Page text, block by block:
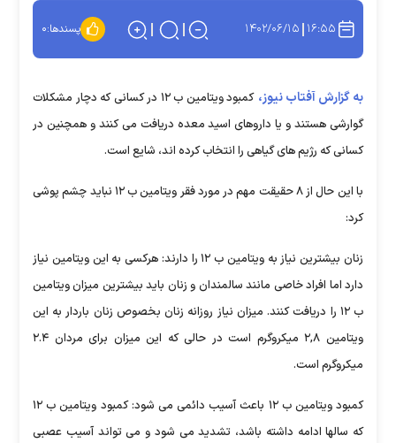
۱۶:۵۵ ۱۴۰۲/۰۶/۱۵ پسندها:۰
به گزارش آفتاب نیوز،
کمبود ویتامین ب ۱۲ در کسانی که دچار مشکلات
گوارشی هستند و یا داروهای اسید معده دریافت می کنند و همچنین در
کسانی که رژیم های گیاهی را انتخاب کرده اند، شایع است.
با این حال از ۸ حقیقت مهم در مورد فقر ویتامین ب ۱۲ نباید چشم پوشی
کرد:
زنان بیشترین نیاز به ویتامین ب ۱۲ را دارند: هرکسی به این ویتامین نیاز
دارد اما افراد خاصی مانند سالمندان و زنان باید بیشترین میزان ویتامین
ب ۱۲ را دریافت کنند. میزان نیاز روزانه زنان بخصوص زنان باردار به این
ویتامین ۲,۸ میکروگرم است در حالی که این میزان برای مردان ۲.۴
میکروگرم است.
کمبود ویتامین ب ۱۲ باعث آسیب دائمی می شود: کمبود ویتامین ب ۱۲
که سالها ادامه داشته باشد، تشدید می شود و می تواند آسیب عصبی